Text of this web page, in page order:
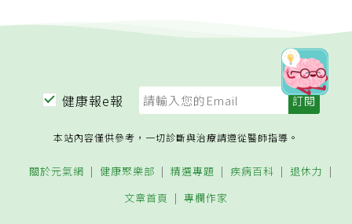
健康報e報
本站內容僅供參考，一切診斷與治療請遵從醫師指導。
關於元氣網 健康聚樂部 精選專題 疾病百科
退休力
文章首頁
專欄作家